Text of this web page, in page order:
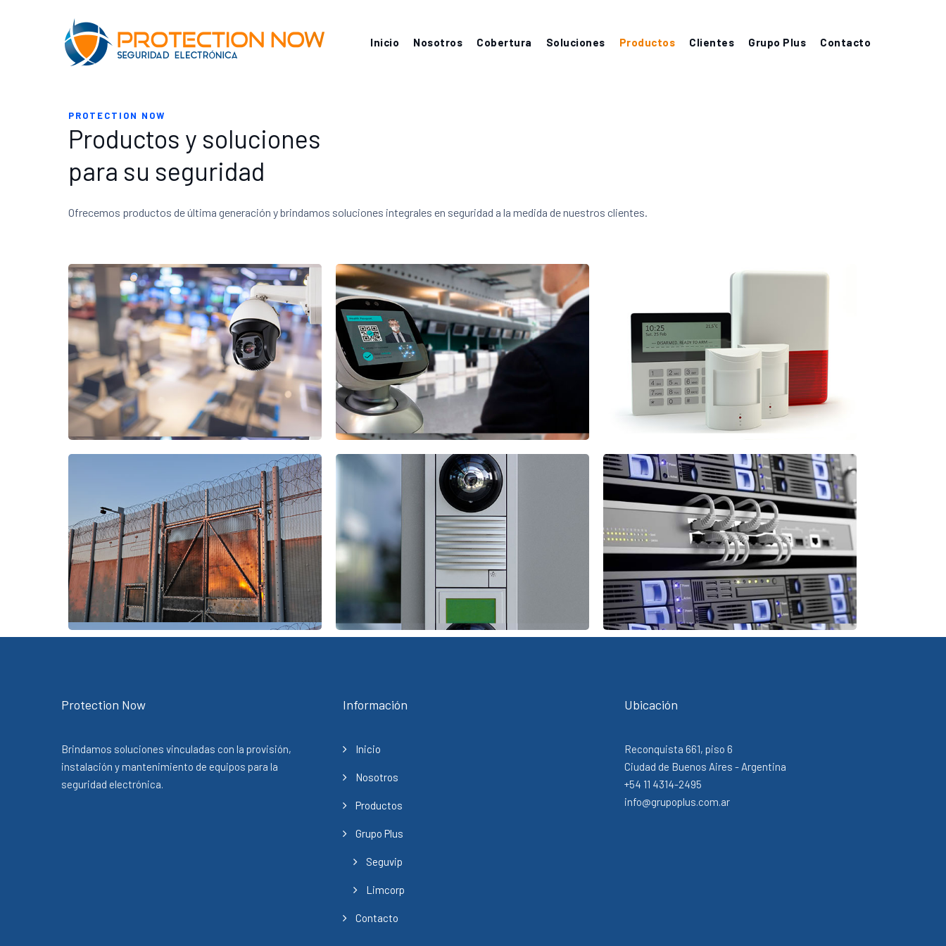
Inicio Nosotros Cobertura Soluciones Productos Clientes Grupo Plus Contacto
PROTECTION NOW
Productos y soluciones
para su seguridad
Ofrecemos productos de última generación y brindamos soluciones integrales en seguridad a la medida de nuestros clientes.
VIDEO VIGILANCIA
Cámaras Analógicas
HD / Grabadores DVR
Cámaras IP / Grabadores NVR
Cámaras Térmicas
Cámaras Móviles
CONTROL
PERIMETRAL
Cable Sensor
Cercos Energizados
CONTROLES DE
ACCESO
Biométricos
Tarjetas de Proximidad / Tags
Vehiculares
Molinetes y Pasarelas
VIDEO PORTEROS
Sistemas de 2/4 Hilos
Sistemas IP
Intercomunicadores
ALARMAS
Intrusión / Monitoreadas /
Privadas
Detección de Incendio
Extinción
INFRAESTRUCTURA
Conectividad
Cableado estructurado
Back up de energía
Protection Now
Brindamos soluciones vinculadas con la provisión,
instalación y mantenimiento de equipos para la
seguridad electrónica.
Información
Inicio
Nosotros
Productos
Grupo Plus
Seguvip
Limcorp
Contacto
Ubicación
Reconquista 661, piso 6
Ciudad de Buenos Aires - Argentina
+54 11 4314-2495
info@grupoplus.com.ar